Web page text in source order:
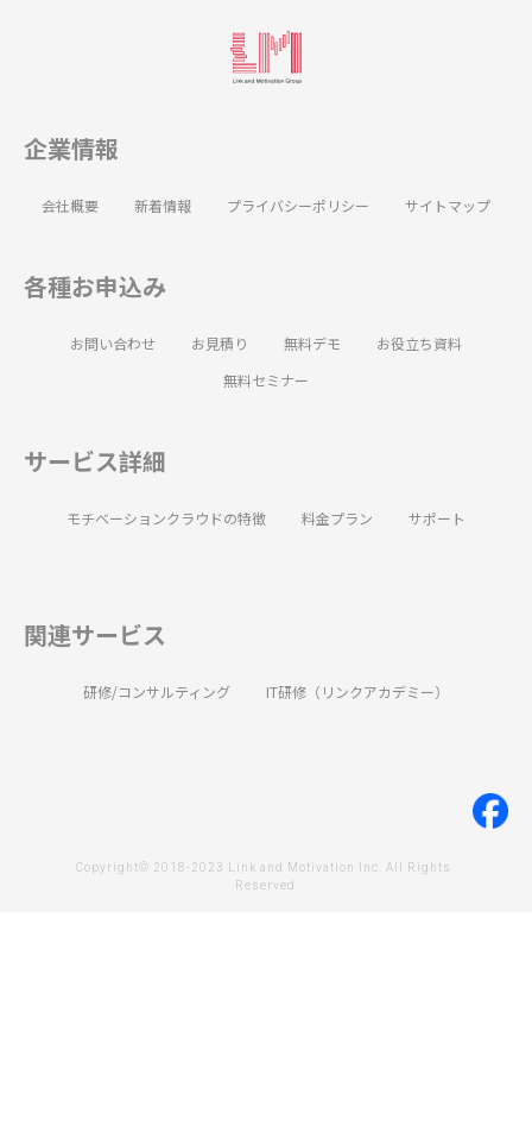
企業情報
会社概要 新着情報 プライバシーポリシー サイトマップ
各種お申込み
お問い合わせ お見積り 無料デモ
お役立ち資料
無料セミナー
サービス詳細
モチベーションクラウドの特徴 料金プラン サポート
関連サービス
研修/コンサルティング IT研修（リンクアカデミー）
Copyright© 2018-2023 Link and Motivation Inc. All Rights
Reserved